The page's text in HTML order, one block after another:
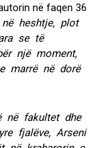
në faqen 36
në heshtje, plot
se të
një moment,
marrë në dorë
në fakultet dhe
fjalëve, Arseni